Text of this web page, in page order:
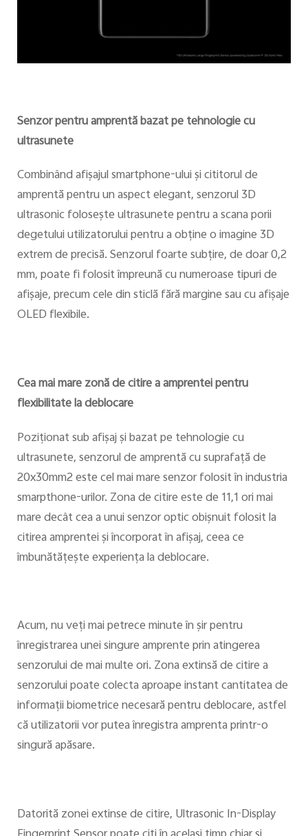
Senzor pentru amprentă bazat pe tehnologie cu
ultrasunete
Combinând afişajul smartphone-ului şi cititorul de
amprentă pentru un aspect elegant, senzorul 3D
ultrasonic foloseşte ultrasunete pentru a scana porii
degetului utilizatorului pentru a obţine o imagine 3D
extrem de precisă. Senzorul foarte subţire, de doar 0,2
mm, poate fi folosit împreună cu numeroase tipuri de
afişaje, precum cele din sticlă fără margine sau cu afişaje
OLED flexibile.
Cea mai mare zonă de citire a amprentei pentru
flexibilitate la deblocare
Poziţionat sub afişaj şi bazat pe tehnologie cu
ultrasunete, senzorul de amprentă cu suprafaţă de
20x30mm2 este cel mai mare senzor folosit în industria
smarpthone-urilor. Zona de citire este de 11,1 ori mai
mare decât cea a unui senzor optic obişnuit folosit la
citirea amprentei şi încorporat în afişaj, ceea ce
îmbunătăţeşte experienţa la deblocare.
Acum, nu veţi mai petrece minute în şir pentru
înregistrarea unei singure amprente prin atingerea
senzorului de mai multe ori. Zona extinsă de citire a
senzorului poate colecta aproape instant cantitatea de
informaţii biometrice necesară pentru deblocare, astfel
că utilizatorii vor putea înregistra amprenta printr-o
singură apăsare.
Datorită zonei extinse de citire, Ultrasonic In-Display